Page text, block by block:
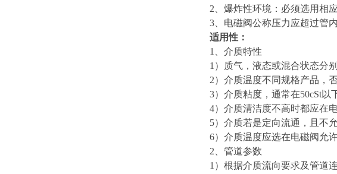
2、爆炸性环境：必须选用相
3、电磁阀公称压力应超过管
适用性：
1、介质特性
1）质气，液态或混合状态分
2）介质温度不同规格产品，
3）介质粘度，通常在50cSt以
4）介质清洁度不高时都应在
5）介质若是定向流通，且不
6）介质温度应选在电磁阀允
2、管道参数
1）根据介质流向要求及管道